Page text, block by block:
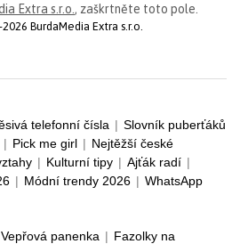
Extra s.r.o. , zaškrtněte toto pole.
BurdaMedia Extra s.r.o.
telefonní čísla | Slovník puberťáků
| Pick me girl | Nejtěžší české
| Kulturní tipy | Ajťák radí |
| Módní trendy 2026 | WhatsApp
Vepřová panenka | Fazolky na